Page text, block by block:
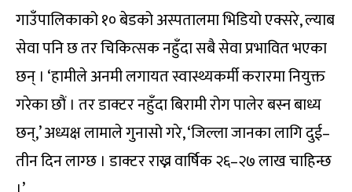
गाउँपालिकाको १० बेडको अस्पतालमा भिडियो एक्सरे, ल्याब
सेवा पनि छ तर चिकित्सक नहुँदा सबै सेवा प्रभावित भएका
छन् । ‘हामीले अनमी लगायत स्वास्थ्यकर्मी करारमा नियुक्त
गरेका छौं । तर डाक्टर नहुँदा बिरामी रोग पालेर बस्न बाध्य
छन्,’ अध्यक्ष लामाले गुनासो गरे, ‘जिल्ला जानका लागि दुई–
तीन दिन लाग्छ । डाक्टर राख्न वार्षिक २६–२७ लाख चाहिन्छ